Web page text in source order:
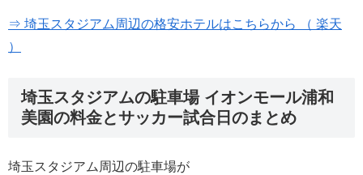
⇒ 埼玉スタジアム周辺の格安ホテルはこちらから （ 楽天
）
埼玉スタジアムの駐車場 イオンモール浦和
美園の料金とサッカー試合日のまとめ
埼玉スタジアム周辺の駐車場が